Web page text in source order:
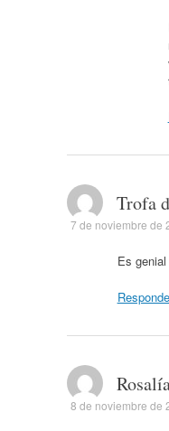
Trofa
7 de noviembre de
Es genial
8 de noviembre de